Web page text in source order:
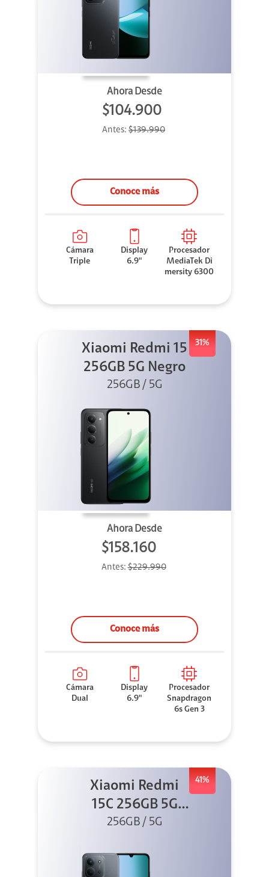
Ahora Desde
$104.900
Antes: $139.990
Conoce más
Cámara
Triple
Display
6.9"
Procesador
MediaTek Di
mersity 6300
31%
Xiaomi Redmi 15
256GB 5G Negro
256GB / 5G
Ahora Desde
$158.160
Antes:$229.990
Conoce más
Cámara
Dual
Display
6.9"
Procesador
Snapdragon
6s Gen 3
41%
Xiaomi Redmi
15C 256GB 5G
Negro
256GB / 5G